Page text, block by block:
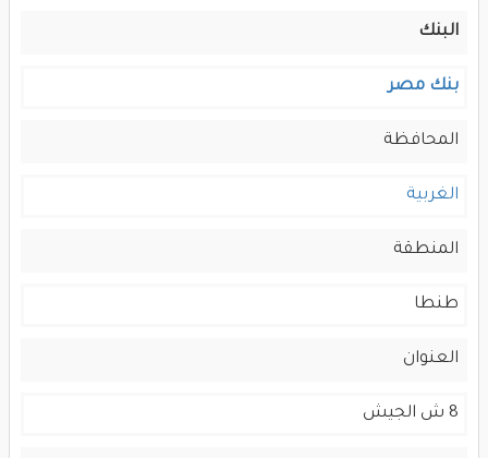
البنك
بنك مصر
المحافظة
الغربية
المنطقة
طنطا
العنوان
8 ش الجيش